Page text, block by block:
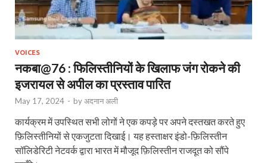
VOICES
नकबा@76 : फिलिस्तीनियों के खिलाफ जंग रोकने की
इजरायल से अपील का प्रस्ताव पारित
May 17, 2024 - byअदनान अली
कार्यक्रम में उपस्थित सभी लोगों ने एक कपड़े पर अपने दस्तखत करते हुए
फ़िलिस्तीनियों से एकजुटता दिखाई। यह हस्ताक्षर इंडो-फ़िलिस्तीन
सॉलिडेरिटी नेटवर्क द्वारा भारत में मौजूद फ़िलिस्तीन राजदूत को सौंपे